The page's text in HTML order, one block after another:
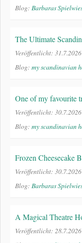
Blog: Barbaras
The Ultimate
Veröffentlicht: 31.7.2026
Blog: my scandinavian
One of my favourite
Veröffentlicht: 30.7.2026
Blog: my scandinavian
Frozen Cheesecake
Veröffentlicht: 30.7.2026
Blog: Barbaras
A Magical Theatre
Veröffentlicht: 28.7.2026